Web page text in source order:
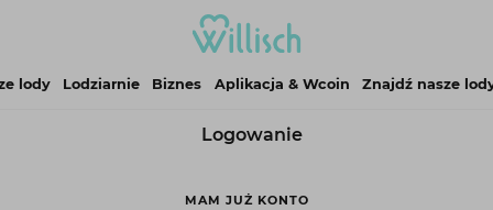
lody Lodziarnie Biznes Aplikacja & Wcoin Znajdź nasze
Logowanie
MAM JUŻ KONTO